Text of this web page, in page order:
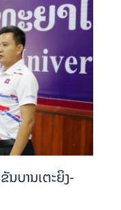
ບານເຕະຍິງ-